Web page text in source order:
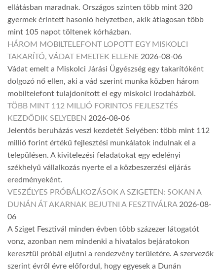
ellátásban maradnak. Országos szinten több mint 320
gyermek érintett hasonló helyzetben, akik átlagosan több
mint 105 napot töltenek kórházban.
HÁROM MOBILTELEFONT LOPOTT EGY MISKOLCI
TAKARÍTÓ, VÁDAT EMELTEK ELLENE 2026-08-06
Vádat emelt a Miskolci Járási Ügyészség egy takarítóként
dolgozó nő ellen, aki a vád szerint munka közben három
mobiltelefont tulajdonított el egy miskolci irodaházból.
TÖBB MINT 112 MILLIÓ FORINTOS FEJLESZTÉS
KEZDŐDIK SELYEBEN 2026-08-06
Jelentős beruházás veszi kezdetét Selyében: több mint 112
millió forint értékű fejlesztési munkálatok indulnak el a
településen. A kivitelezési feladatokat egy edelényi
székhelyű vállalkozás nyerte el a közbeszerzési eljárás
eredményeként.
VESZÉLYES PRÓBÁLKOZÁSOK A SZIGETEN: SOKAN A
DUNÁN ÁT AKARNAK BEJUTNI A FESZTIVÁLRA 2026-08-
06
A Sziget Fesztivál minden évben több százezer látogatót
vonz, azonban nem mindenki a hivatalos bejáratokon
keresztül próbál eljutni a rendezvény területére. A szervezők
szerint évről évre előfordul, hogy egyesek a Dunán